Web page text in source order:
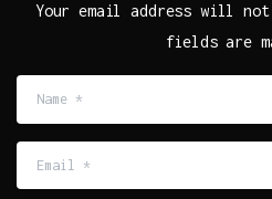
Your email address will not
fields are
*